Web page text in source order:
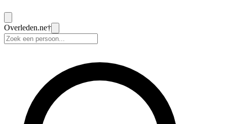
Overleden.ne†